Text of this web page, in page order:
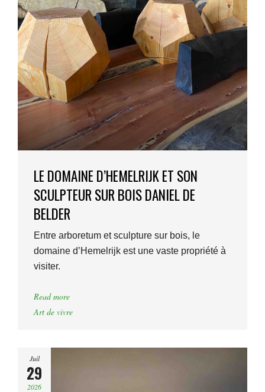
LE DOMAINE D’HEMELRIJK ET SON
SCULPTEUR SUR BOIS DANIEL DE
BELDER
Entre arboretum et sculpture sur bois, le
domaine d’Hemelrijk est une vaste propriété à
visiter.
Read more
Art de vivre
Juil
29
2026